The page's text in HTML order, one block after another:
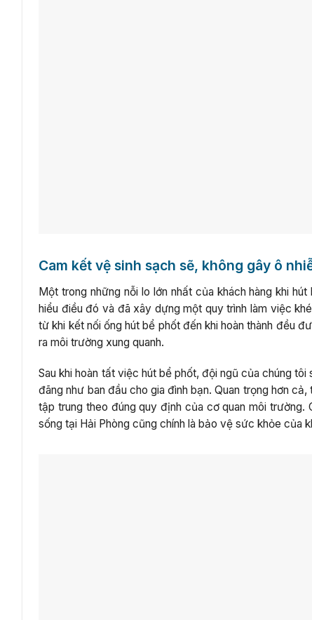
Cam kết vệ sinh sạch sẽ, không gây ô
Một trong những nỗi lo lớn nhất của khách hàng khi
hiểu điều đó và đã xây dựng một quy trình làm việc
từ khi kết nối ống hút bể phốt đến khi hoàn thành đều
ra môi trường xung quanh.
Sau khi hoàn tất việc hút bể phốt, đội ngũ của chúng
đãng như ban đầu cho gia đình bạn. Quan trọng hơn
tập trung theo đúng quy định của cơ quan môi trường.
sống tại Hải Phòng cũng chính là bảo vệ sức khỏe của